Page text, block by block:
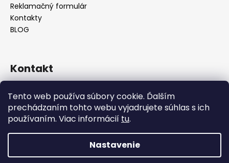
Tento web používa súbory cookie. Ďalším
prechádzaním tohto webu vyjadrujete súhlas s ich
používaním. Viac informácií tu.
Nastavenie
Reklamačný formulár
Kontakty
BLOG
Kontakt
Lilos na Facebooku
lilos.sk
LiLos_sk
@lilos.sk